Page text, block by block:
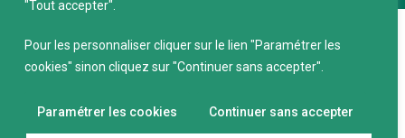
"Tout accepter".
Pour les personnaliser cliquer sur le lien "Paramétrer les
cookies" sinon cliquez sur "Continuer sans accepter".
Paramétrer les cookies Continuer sans accepter